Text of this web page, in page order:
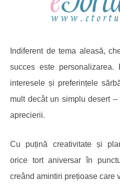
Indiferent de tema aleasă,
succes este personalizarea.
interesele și preferințele
mult decât un simplu desert
aprecierii.
Cu puțină creativitate și
orice tort aniversar în
creând amintiri prețioase care